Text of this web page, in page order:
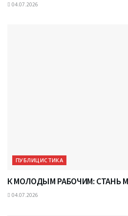
04.07.2026
ПУБЛИЦИСТИКА
К МОЛОДЫМ РАБОЧИМ: СТАНЬ
04.07.2026